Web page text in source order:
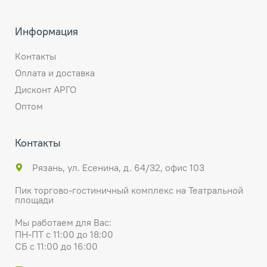
Информация
Контакты
Оплата и доставка
Дисконт АРГО
Оптом
Контакты
Рязань, ул. Есенина, д. 64/32, офис 103
Пик торгово-гостиничный комплекс на Театральной
площади
Мы работаем для Вас:
ПН-ПТ с 11:00 до 18:00
СБ с 11:00 до 16:00